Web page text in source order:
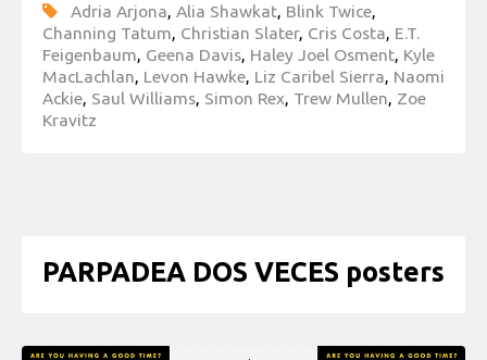
Adria Arjona, Alia Shawkat, Blink Twice,
Channing Tatum, Christian Slater, Cris Costa, E.T.
Feigenbaum, Geena Davis, Haley Joel Osment, Kyle
MacLachlan, Levon Hawke, Liz Caribel Sierra, Naomi
Ackie, Saul Williams, Simon Rex, Trew Mullen, Zoe
Kravitz
PARPADEA DOS VECES posters